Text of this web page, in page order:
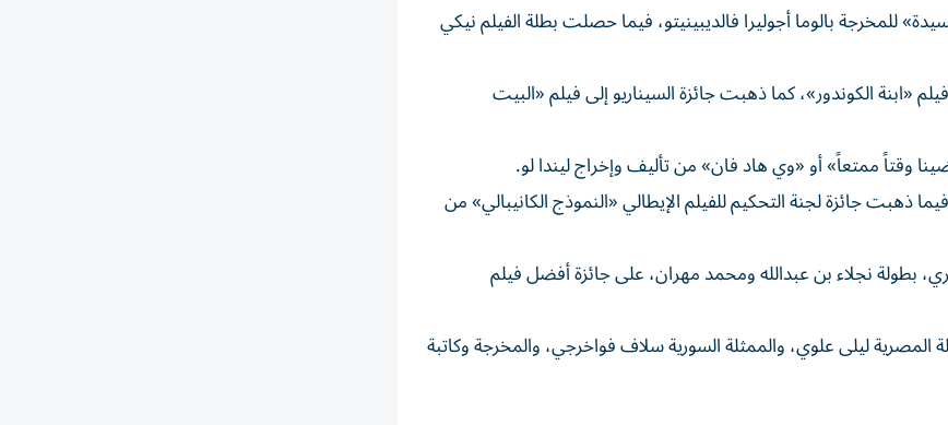
للمخرجة ⁠بالوما أجوليرا فالديبينيتو، فيما حصلت بطلة الفيلم نيكي
«ابنة الكوندور»، كما ​ذهبت جائزة السيناريو إلى فيلم «البيت
وقتاً ممتعاً» أو «وي ⁠هاد فان» من تأليف وإخراج ليندا لو.
‌ذهبت جائزة لجنة التحكيم للفيلم ‌الإيطالي «النموذج الكانيبالي» من
بطولة نجلاء ‌بن عبدالله ومحمد مهران، ⁠على جائزة أفضل فيلم
الممثلة المصرية ⁠ليلى علوي، والممثلة السورية ​سلاف فواخرجي، والمخرجة وكاتبة